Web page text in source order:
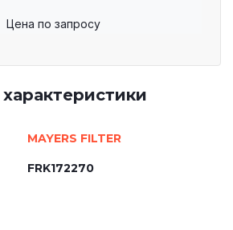
Цена по запросу
MAYERS FILTER
FRK172270